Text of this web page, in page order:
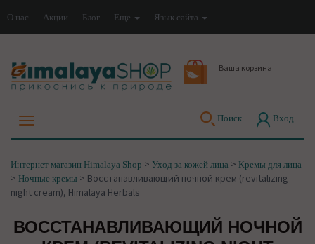
О нас Акции Блог Еще Язык сайта
Ваша корзина
Поиск Вход
Интернет магазин Himalaya Shop > Уход за кожей лица > Кремы для лица
> Ночные кремы > Восстанавливающий ночной крем (revitalizing
night cream), Himalaya Herbals
ВОССТАНАВЛИВАЮЩИЙ НОЧНОЙ